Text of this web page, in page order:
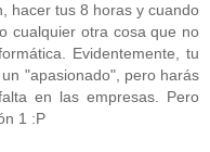
hacer tus 8 horas y cuando
cualquier otra cosa que no
Evidentemente, tu
"apasionado", pero harás
en las empresas. Pero
1 :P